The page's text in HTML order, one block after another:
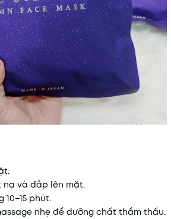
nạ và đắp lên mặt.
10–15 phút.
nhẹ để dưỡng chất thẩm thấu.